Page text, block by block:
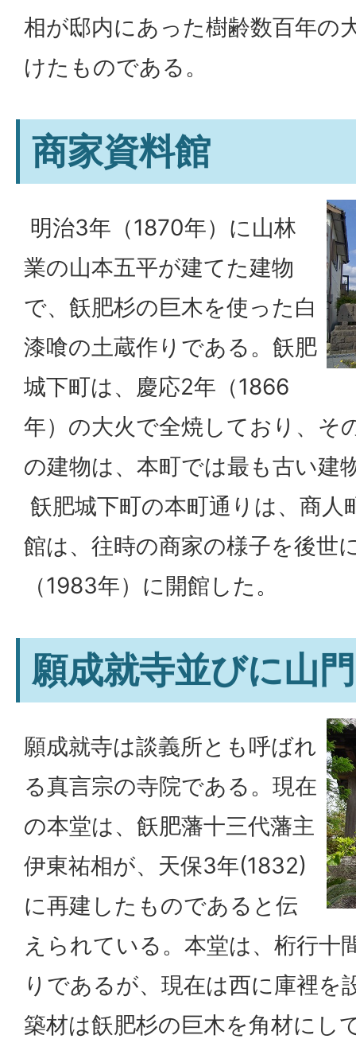
相が邸内にあった樹齢数百年の
けたものである。
商家資料館
明治3年（1870年）に山林
業の山本五平が建てた建物
で、飫肥杉の巨木を使った白
漆喰の土蔵作りである。飫肥
城下町は、慶応2年（1866
年）の大火で全焼しており、そ
の建物は、本町では最も古い建
飫肥城下町の本町通りは、商人
館は、往時の商家の様子を後世
（1983年）に開館した。
願成就寺並びに山門
願成就寺は談義所とも呼ばれ
る真言宗の寺院である。現在
の本堂は、飫肥藩十三代藩主
伊東祐相が、天保3年(1832)
に再建したものであると伝
えられている。本堂は、桁行十
りであるが、現在は西に庫裡を
築材は飫肥杉の巨木を角材にし